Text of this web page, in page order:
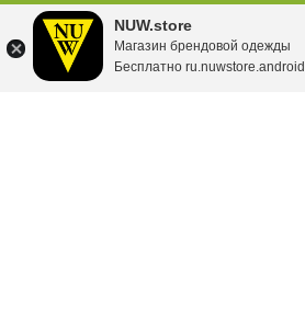
NUW.store
Магазин брендовой одежды
Бесплатно ru.nuwstore.android